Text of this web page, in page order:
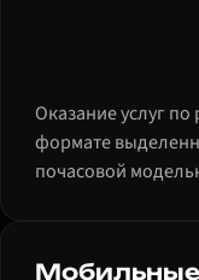
Оказание услуг
формате
почасовой
Мобильные